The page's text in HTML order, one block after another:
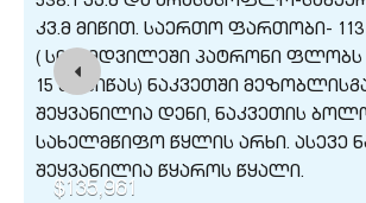
$135,961